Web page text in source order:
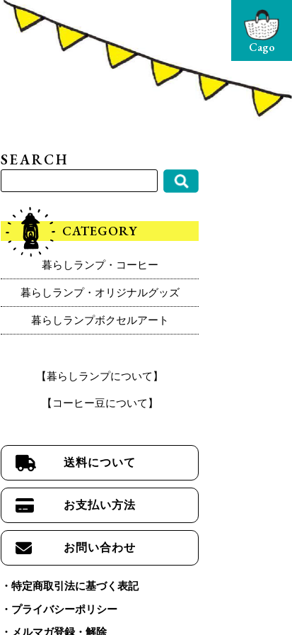
Cago
SEARCH
CATEGORY
暮らしランプ・コーヒー
暮らしランプ・オリジナルグッズ
暮らしランプボクセルアート
【暮らしランプについて】
【コーヒー豆について】
送料について
お支払い方法
お問い合わせ
特定商取引法に基づく表記
プライバシーポリシー
メルマガ登録・解除